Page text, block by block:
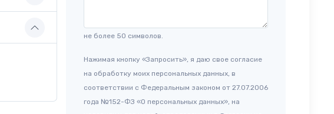
не более 50 символов.
Нажимая кнопку «Запросить», я даю свое согласие
на обработку моих персональных данных, в
соответствии с Федеральным законом от 27.07.2006
года №152-ФЗ «О персональных данных», на